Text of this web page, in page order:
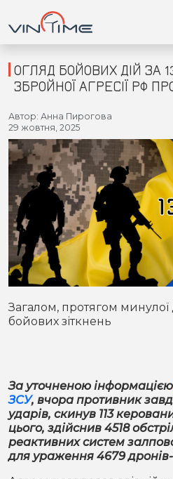
Головна
Війна
Новини
Кримінал
Здоров'я
Приватна думка
В кулуарах
Місто
Відео
Конфлікти
Партнери
Історія
Спорт
Футбол
Контакти
ОГЛЯД БОЙОВИХ ДІЙ ЗА
ЗБРОЙНОЇ АГРЕСІЇ РФ
Автор: Анна Пирогова
29 жовтня, 2025
Загалом, протягом минулої
бойових зіткнень
За уточненою інформацією
ЗСУ, вчора противник
ударів, скинув 113
цього, здійснив 4518
реактивних систем
для ураження 4679